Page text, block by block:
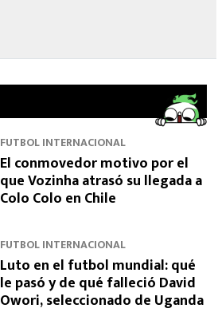
FUTBOL INTERNACIONAL
El conmovedor motivo por el
que Vozinha atrasó su llegada a
Colo Colo en Chile
FUTBOL INTERNACIONAL
Luto en el futbol mundial: qué
le pasó y de qué falleció David
Owori, seleccionado de Uganda